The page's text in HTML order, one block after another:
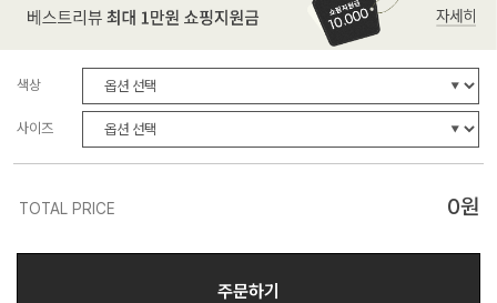
색상
사이즈
TOTAL PRICE 0원
주문하기